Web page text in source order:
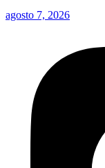
agosto 7, 2026